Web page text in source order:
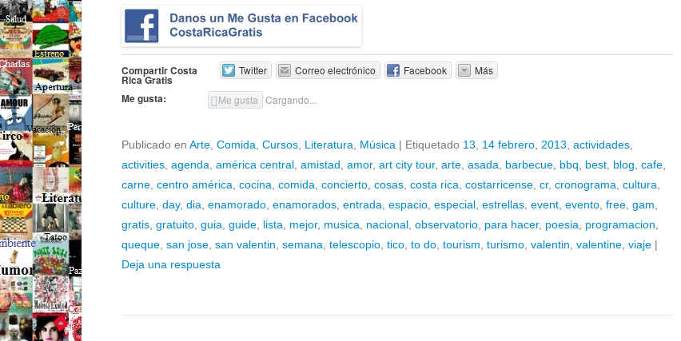
Compartir Costa
Rica Gratis
Twitter Correo electrónico Facebook Más
Me gusta: Me gusta Cargando...
Publicado en Arte Comida Cursos Literatura Música | Etiquetado 13 14 febrero 2013 actividades
activities agenda américa central amistad amor, art city tour, arte asada barbecue bbq best blog cafe
carne centro américa cocina comida concierto cosas costa rica costarricense cr, cronograma cultura
culture day, dia enamorado enamorados entrada espacio especial estrellas event evento free gam
gratis gratuito guia guide lista mejor, musica nacional observatorio para hacer, poesia programacion
queque san jose san valentin semana telescopio tico to do tourism turismo valentin valentine viaje |
Deja una respuesta